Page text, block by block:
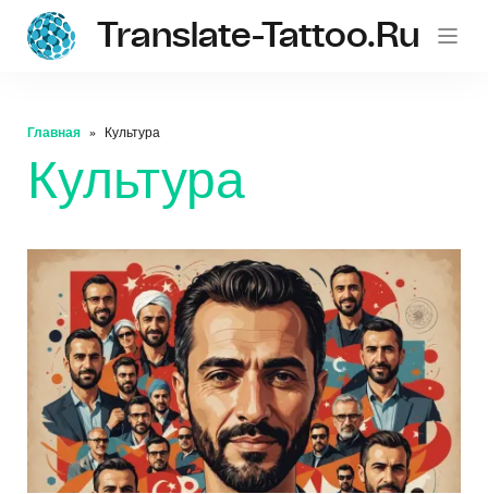
Translate-Tattoo.ru
Главная Культура
Культура